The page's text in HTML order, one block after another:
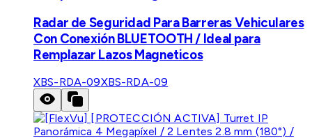
Radar de Seguridad Para Barreras Vehiculares
Con Conexión BLUETOOTH / Ideal para
Remplazar Lazos Magneticos
XBS-RDA-09XBS-RDA-09